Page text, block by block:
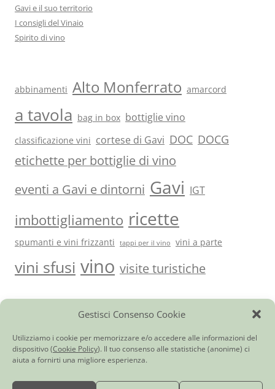
Gestisci Consenso Cookie
Utilizziamo i cookie per memorizzare e/o accedere alle informazioni del
dispositivo (Cookie Policy). Il tuo consenso alle statistiche (anonime) ci
aiuta a fornirti una migliore esperienza.
Gavi e il suo territorio
I consigli del Vinaio
Spirito di vino
abbinamenti Alto Monferrato amarcord
a tavola bag in box bottiglie vino
classificazione vini cortese di Gavi DOC DOCG
etichette per bottiglie di vino
eventi a Gavi e dintorni Gavi IGT
imbottigliamento ricette
spumanti e vini frizzanti tappi per il vino vini a parte
vini sfusi vino visite turistiche
Vini del Monferrato e…|Ci trovi anche qui Giornale di
Cortese di Gavi DOCG Barbera d’Asti DOCG
Monferrato Dolcetto
DOC| Piemonte Moscato DOC| Bonarda dell’Oltrepò Pavese DOC|
Chardonnay Frizzante Provincia di Pavia IGT|Pinot Chardonnay
Spumante Brut| Rosato Frizzante Provincia di Pavia IGT